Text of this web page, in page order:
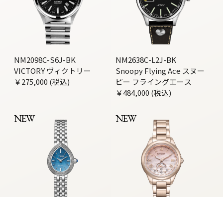
NM2098C-S6J-BK
VICTORY ヴィクトリー
￥275,000 (税込)
NM2638C-L2J-BK
Snoopy Flying Ace スヌー
ピー フライングエース
￥484,000 (税込)
NEW NEW